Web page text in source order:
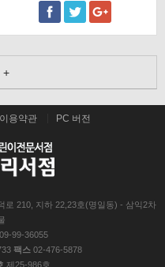
+
이용약관 PC 버전
로 210, 지하 22,23호(명일동) - 삼익2차
99-36055
팩스 02-476-5878
제25-986호